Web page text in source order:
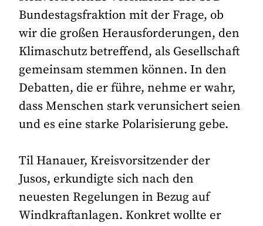
Bundestagsfraktion mit der Frage, ob
wir die großen Herausforderungen, den
Klimaschutz betreffend, als Gesellschaft
gemeinsam stemmen können. In den
Debatten, die er führe, nehme er wahr,
dass Menschen stark verunsichert seien
und es eine starke Polarisierung gebe.
Til Hanauer, Kreisvorsitzender der
Jusos, erkundigte sich nach den
neuesten Regelungen in Bezug auf
Windkraftanlagen. Konkret wollte er